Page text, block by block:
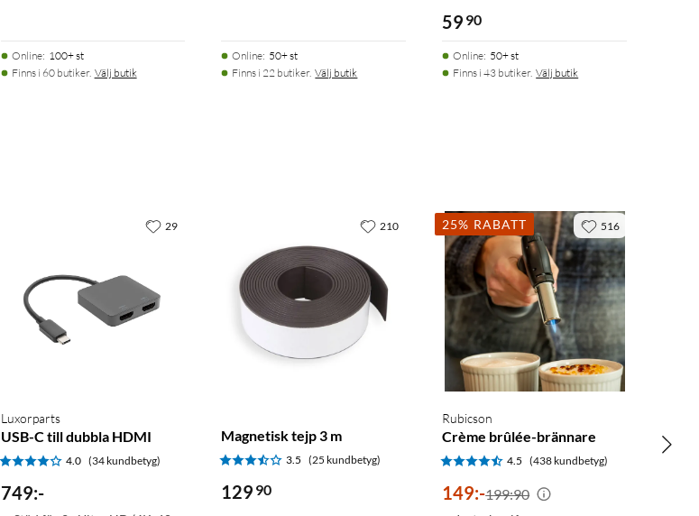
Online: 100+ st
Finns i 60 butiker. Välj butik
Online: 50+ st
Finns i 22 butiker. Välj butik
59 90
Online: 50+ st
Finns i 43 butiker. Välj butik
Luxorparts
USB-C till dubbla HDMI
4.0 (34 kundbetyg)
749:-
29
Magnetisk tejp 3 m
3.5 (25 kundbetyg)
129 90
210 25% RABATT
Rubicson
Crème brûlée-brännare
4.5 (438 kundbetyg)
149:-199:90
516